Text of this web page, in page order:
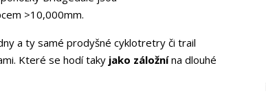
>10,000mm.
a ty samé prodyšné cyklotretry či trail
Které se hodí taky jako záložnína dlouhé